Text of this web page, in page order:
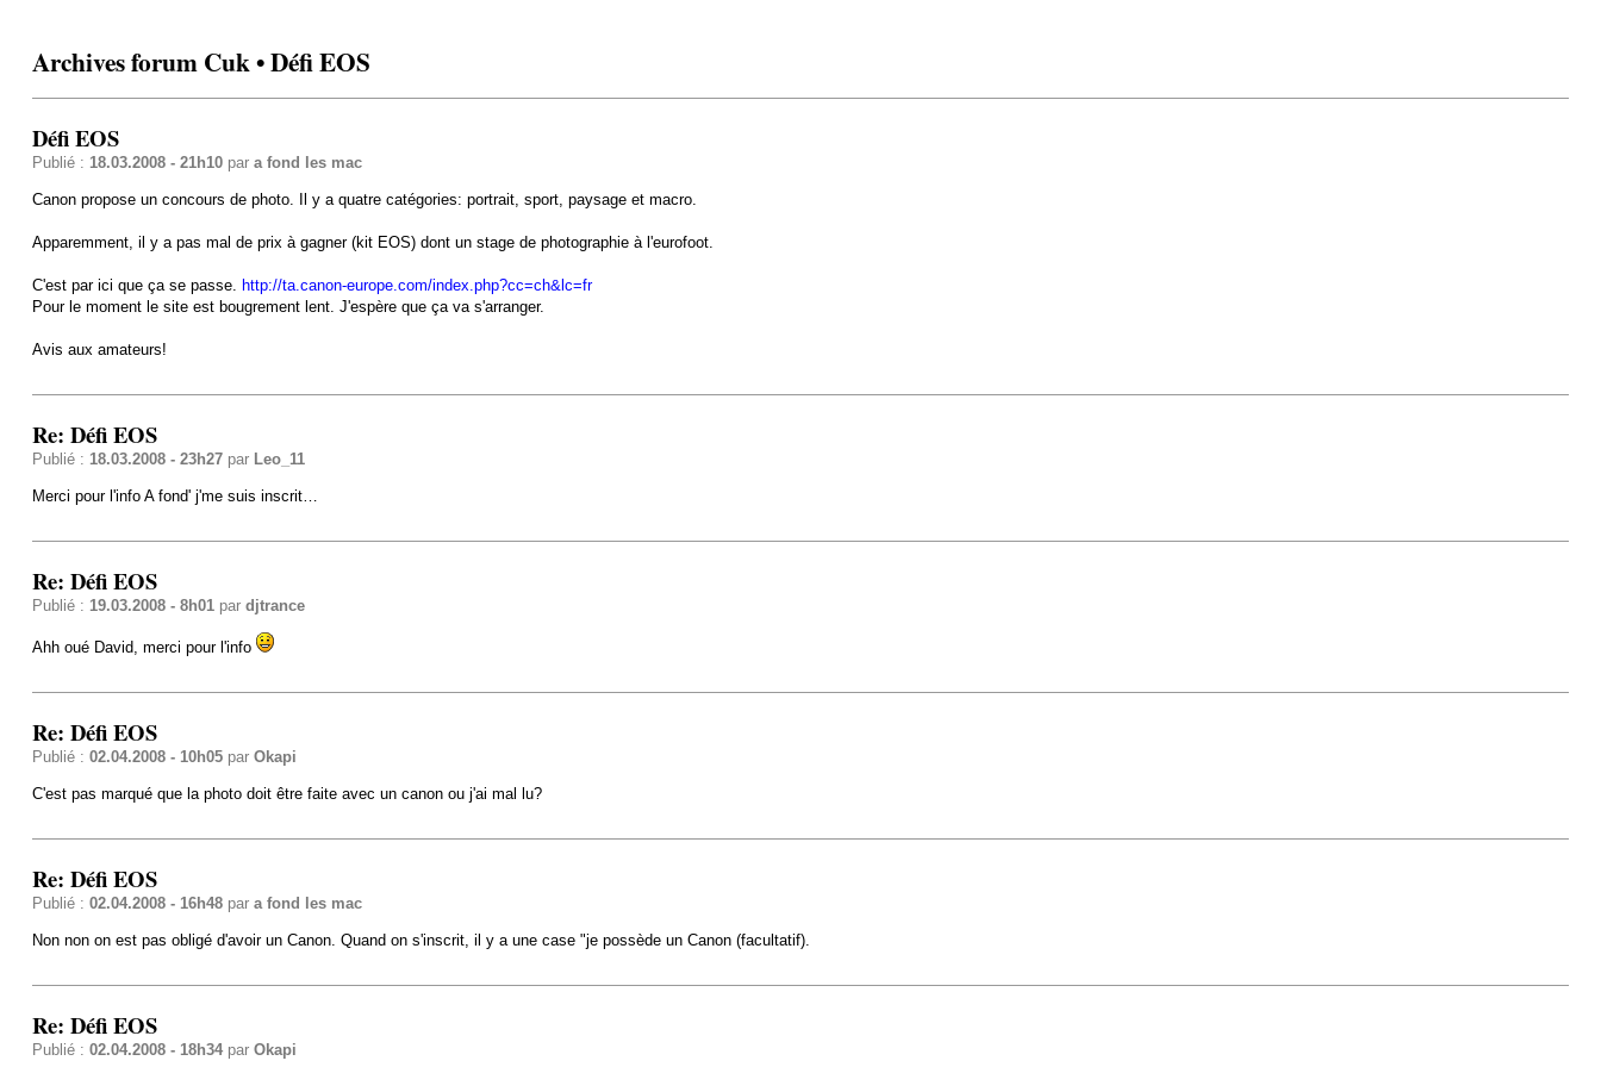
Archives forum Cuk • Défi EOS
Défi EOS
Publié : 18.03.2008 - 21h10par a fond les mac
Canon propose un concours de photo. Il y a quatre catégories: portrait, sport, paysage et macro.
Apparemment, il y a pas mal de prix à gagner (kit EOS) dont un stage de photographie à l'eurofoot.
C'est par ici que ça se passe.
http://ta.canon-europe.com/index.php?cc=ch&lc=fr
Pour le moment le site est bougrement lent. J'espère que ça va s'arranger.
Avis aux amateurs!
Re: Défi EOS
Publié : 18.03.2008 - 23h27par Leo_11
Merci pour l'info A fond' j'me suis inscrit…
Re: Défi EOS
Publié : 19.03.2008 - 8h01par djtrance
Ahh oué David, merci pour l'info
Re: Défi EOS
Publié : 02.04.2008 - 10h05par Okapi
C'est pas marqué que la photo doit être faite avec un canon ou j'ai mal lu?
Re: Défi EOS
Publié : 02.04.2008 - 16h48par a fond les mac
Non non on est pas obligé d'avoir un Canon. Quand on s'inscrit, il y a une case "je possède un Canon (facultatif).
Re: Défi EOS
Publié : 02.04.2008 - 18h34par Okapi